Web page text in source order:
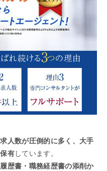
求人数が圧倒的に多く、大手
有しています。
歴書・職務経歴書の添削か